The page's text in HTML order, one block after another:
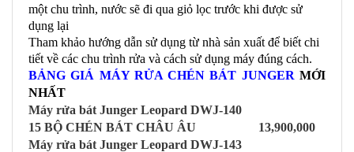
một chu trình, nước sẽ đi qua giỏ lọc trước khi được sử
dụng lại
Tham khảo hướng dẫn sử dụng từ nhà sản xuất để biết chi
tiết về các chu trình rửa và cách sử dụng máy đúng cách.
BẢNG GIÁ MÁY RỬA CHÉN BÁT JUNGER MỚI
NHẤT
Máy rửa bát Junger Leopard DWJ-140
15 BỘ CHÉN BÁT CHÂU ÂU
13,900,000
Máy rửa bát Junger Leopard DWJ-143